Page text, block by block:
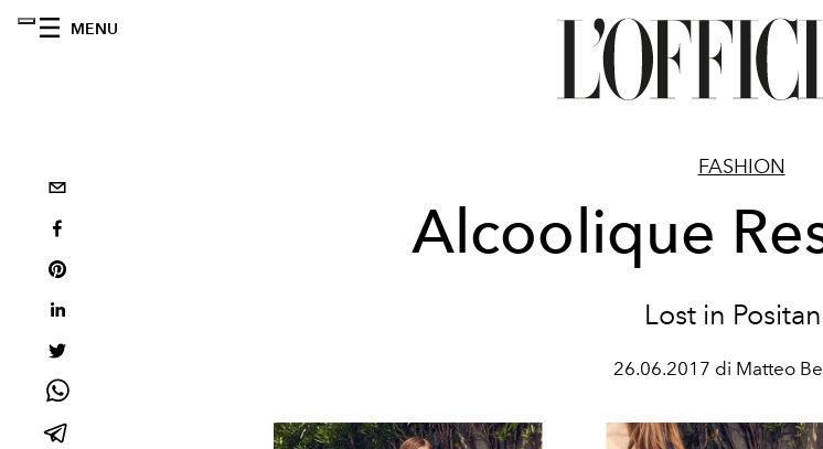
MENU
FASHION
Alcoolique
Lost in
26.06.2017 di Matteo